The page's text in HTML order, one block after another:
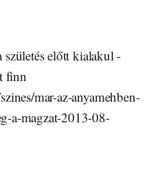
születés előtt kialakul -
finn
mar-az-anyamehben-
a-magzat-2013-08-